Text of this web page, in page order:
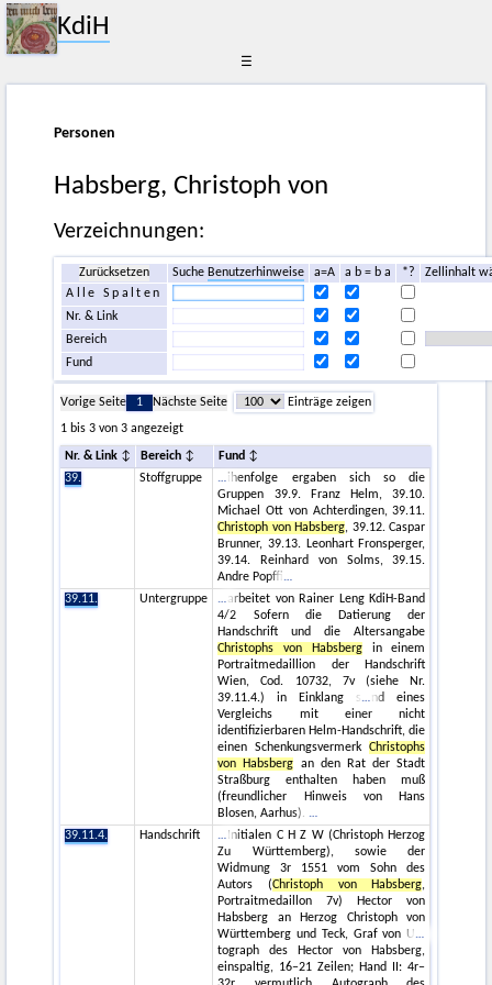
KdiH
☰
Personen
Habsberg, Christoph von
Verzeichnungen:
Zurücksetzen SucheBenutzerhinweise a=A a b = b a *?
Zellinhalt
Alle Spalten
Nr. & Link
Bereich
Fund
Vorige Seite 1 Nächste Seite
Einträge zeigen
1 bis 3 von 3 angezeigt
Nr. & Link Bereich
Fund
39.
Stoffgruppe
ihenfolge ergaben sich so die
Gruppen 39.9. Franz Helm, 39.10.
Michael Ott von Achterdingen, 39.11.
Christoph von Habsberg, 39.12. Caspar
Brunner, 39.13. Leonhart Fronsperger,
39.14. Reinhard von Solms, 39.15.
Andre Popffi
39.11.
Untergruppe
arbeitet von Rainer Leng KdiH-Band
4/2 Sofern die Datierung der
Handschrift und die Altersangabe
Christophs von Habsbergin einem
Portraitmedaillion der Handschrift
Wien, Cod. 10732, 7v (siehe Nr.
39.11.4.) in Einklang s
nd eines
Vergleichs mit einer nicht
identifizierbaren Helm-Handschrift, die
einen SchenkungsvermerkChristophs
von Habsberg an den Rat der Stadt
Straßburg enthalten haben muß
(freundlicher Hinweis von Hans
Blosen, Aarhus).
39.11.4.
Handschrift
Initialen C H Z W (Christoph Herzog
Zu Württemberg), sowie der
Widmung 3r 1551 vom Sohn des
Autors (Christoph von Habsberg,
Portraitmedaillon 7v) Hector von
Habsberg an Herzog Christoph von
Württemberg und Teck, Graf von U
tograph des Hector von Habsberg,
einspaltig, 16–21 Zeilen; Hand II: 4r–